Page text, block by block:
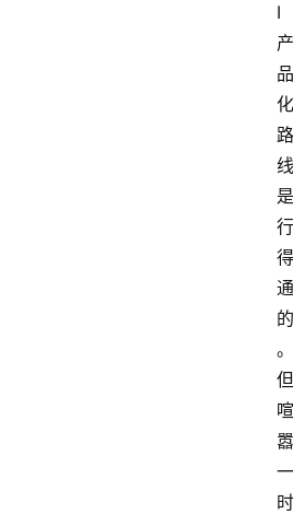
I
产
品
化
路
线
是
行
得
通
的
。
但
喧
嚣
一
时